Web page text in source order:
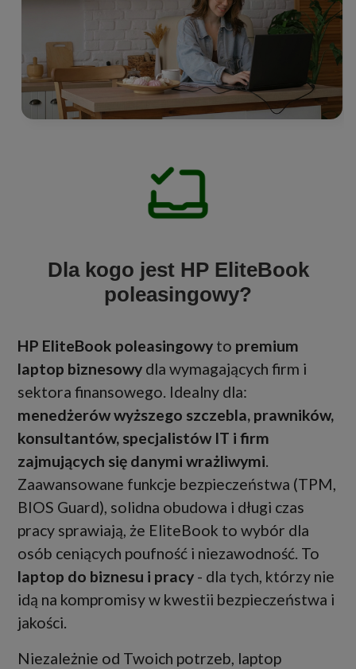
Dla kogo jest HP EliteBook
poleasingowy?
HP EliteBook poleasingowy to premium
laptop biznesowy dla wymagających firm i
sektora finansowego. Idealny dla:
menedżerów wyższego szczebla, prawników,
konsultantów, specjalistów IT i firm
zajmujących się danymi wrażliwymi.
Zaawansowane funkcje bezpieczeństwa (TPM,
BIOS Guard), solidna obudowa i długi czas
pracy sprawiają, że EliteBook to wybór dla
osób ceniących poufność i niezawodność. To
laptop do biznesu i pracy - dla tych, którzy nie
idą na kompromisy w kwestii bezpieczeństwa i
jakości.
Niezależnie od Twoich potrzeb, laptop